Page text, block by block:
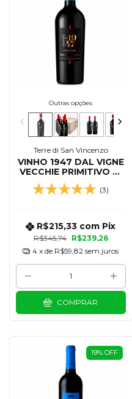
Outras opções:
Terre di San Vincenzo
VINHO 1947 DAL VIGNE
VECCHIE PRIMITIVO DI
MANDURIA 750 ML
(3)
R$345,74 R$239,26
R$215,33 com Pix
4 x de R$59,82 sem juros
COMPRAR
19% OFF